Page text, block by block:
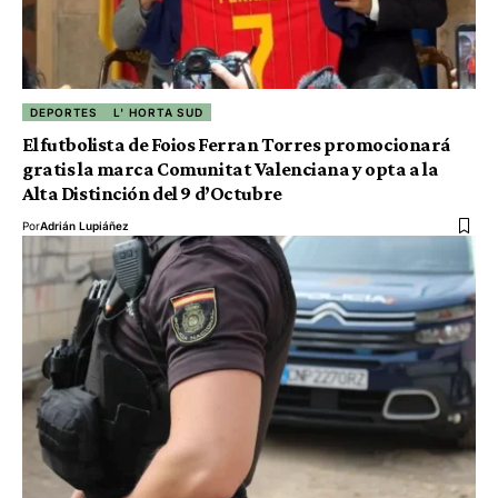
DEPORTES L' HORTA SUD
El futbolista de Foios Ferran Torres promocionará
gratis la marca Comunitat Valenciana y opta a la
Alta Distinción del 9 d’Octubre
PorAdrián Lupiáñez